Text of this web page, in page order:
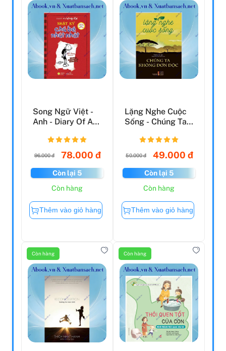
Song Ngữ Việt -
Anh - Diary Of A
96.000 đ 78.000 đ
Còn lại 5
Còn hàng
Thêm vào giỏ hàng
Lặng Nghe Cuộc
Sống - Chúng Ta
50.000 đ 49.000 đ
Còn lại 5
Còn hàng
Thêm vào giỏ hàng
Còn hàng Còn hàng